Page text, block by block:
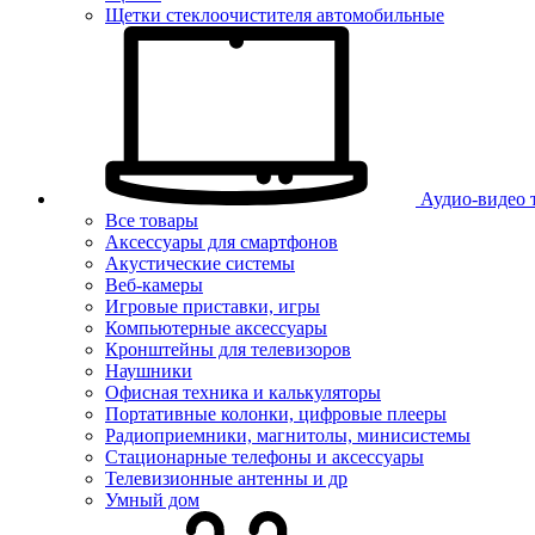
Щетки стеклоочистителя автомобильные
Аудио-видео
Все товары
Аксессуары для смартфонов
Акустические системы
Веб-камеры
Игровые приставки, игры
Компьютерные аксессуары
Кронштейны для телевизоров
Наушники
Офисная техника и калькуляторы
Портативные колонки, цифровые плееры
Радиоприемники, магнитолы, минисистемы
Стационарные телефоны и аксессуары
Телевизионные антенны и др
Умный дом